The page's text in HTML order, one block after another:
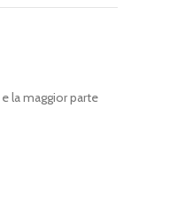
la maggior parte